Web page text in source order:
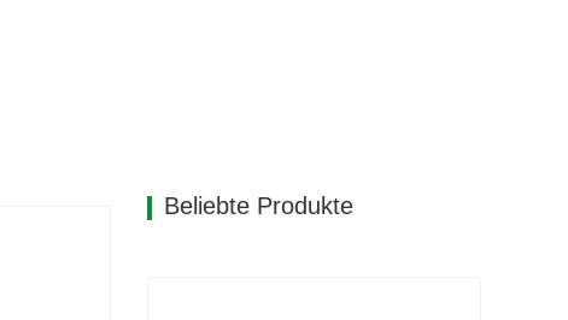
Beliebte Produkte